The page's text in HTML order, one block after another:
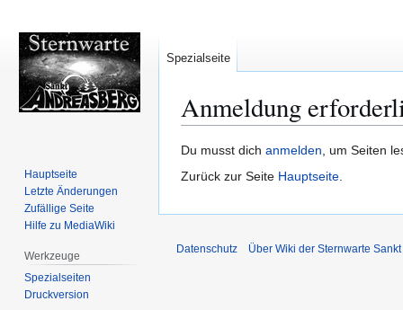
Anmeldung
Zur
Navigation
Zur
Suche
Du musst dich anmelden, um Seiten
Zurück zur Seite Hauptseite.
Spezialseite
Hauptseite
Letzte Änderungen
Zufällige Seite
Hilfe zu MediaWiki
Werkzeuge
Spezialseiten
Druckversion
Datenschutz Über Wiki der Sternwarte